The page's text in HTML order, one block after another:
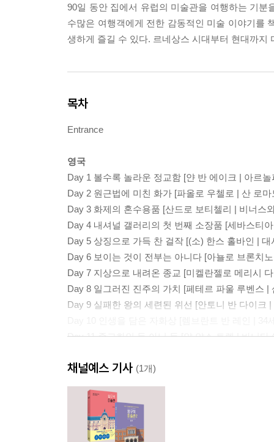
90일 동안 집에서 유럽의 미술관을 여행하는 기분
수많은 여행객에게 전한 감동적인 미술 이야기를
생하게 즐길 수 있다. 르네상스 시대부터 현대까
목차
Entrance
영국
Day 1 볼수록 놀라운 정교함 [얀 반 에이크 | 아르
Day 2 원근법에 미친 화가 [파올로 우첼로 | 산 로마
Day 3 화제의 혼수용품 [산드로 보티첼리 | 비너스
Day 4 내셔널 갤러리의 첫 번째 소장품 [세바스티
Day 5 상징으로 가득 찬 걸작 [(소) 한스 홀바인 | 대
Day 6 보이는 것이 전부는 아니다 [아뇰로 브론치
Day 7 지상으로 내려온 종교 [미켈란젤로 메리시
Day 8 일그러진 진주의 가치 [페테르 파울 루벤스 |
Day 9 실패한 왕의 세련된 위선 [안토니 반 다이크
Day 11 종교화인 듯 아닌 듯 [얀 얀스 트렉 | 바니타
Day 13 눈부신 자연의 풍경 그대로 [존 컨스터블 |
Day 14 9일의 여왕 [폴 들라로슈 | 레이디 제인 그
Day 15 영국이 사랑하는 화가 [윌리엄 터너 | 전함
Day 16 섬뜩하지만 아름다운 [존 에버렛 밀레이 |
Day 17 현대 미술의 아버지 [폴 세잔 | 자화상]
채널예스 기사 (1개)